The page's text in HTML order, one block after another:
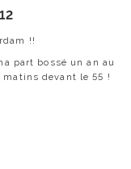
!!
part bossé un an au
matins devant le 55 !